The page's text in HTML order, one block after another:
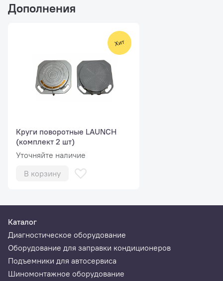
Дополнения
Круги поворотные LAUNCH
(комплект 2 шт)
Уточняйте наличие
В корзину
Каталог
Диагностическое оборудование
Оборудование для заправки кондиционеров
Подъемники для автосервиса
Шиномонтажное оборудование